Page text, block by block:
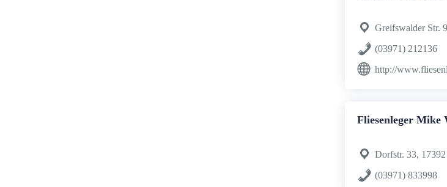
Greifswalder Str.
(03971) 212136
http://
Fliesenleger Mike
Dorfstr. 33,
(03971) 833998